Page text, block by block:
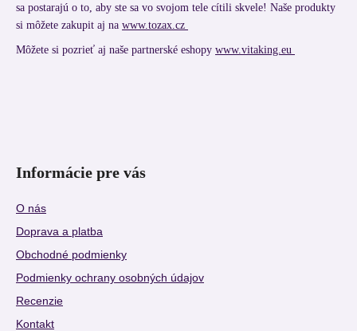
sa postarajú o to, aby ste sa vo svojom tele cítili skvele! Naše produkty
si môžete zakupit aj na www.tozax.cz
Môžete si pozrieť aj naše partnerské eshopy www.vitaking.eu
Informácie pre vás
O nás
Doprava a platba
Obchodné podmienky
Podmienky ochrany osobných údajov
Recenzie
Kontakt